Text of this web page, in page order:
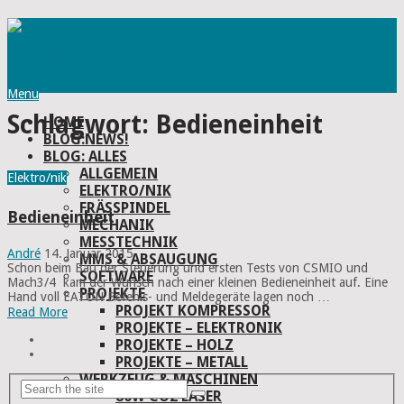
Menu
HOME
BLOG:NEWS!
BLOG: ALLES
ALLGEMEIN
ELEKTRO/NIK
FRÄSSPINDEL
MECHANIK
MESSTECHNIK
MMS & ABSAUGUNG
SOFTWARE
PROJEKTE
PROJEKT KOMPRESSOR
PROJEKTE – ELEKTRONIK
PROJEKTE – HOLZ
PROJEKTE – METALL
WERKZEUG & MASCHINEN
80W CO2 LASER
Schlagwort: Bedieneinheit
Elektro/nik
Bedieneinheit
André 14. Januar 2015
Schon beim Bau der Steuerung und ersten Tests von CSMIO und
Mach3/4 kam der Wunsch nach einer kleinen Bedieneinheit auf. Eine
Hand voll EATON Befehls- und Meldegeräte lagen noch …
Read More